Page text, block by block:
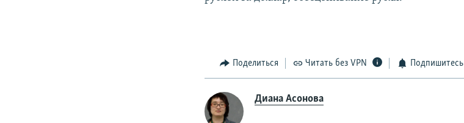
Поделиться Читать без VPN Подпишитесь
Диана Асонова